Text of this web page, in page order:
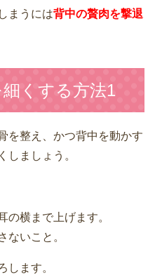
まうには背中の贅肉を撃退
くする方法1
を整え、かつ背中を動かす
しましょう。
の横まで上げます。
ないこと。
します。